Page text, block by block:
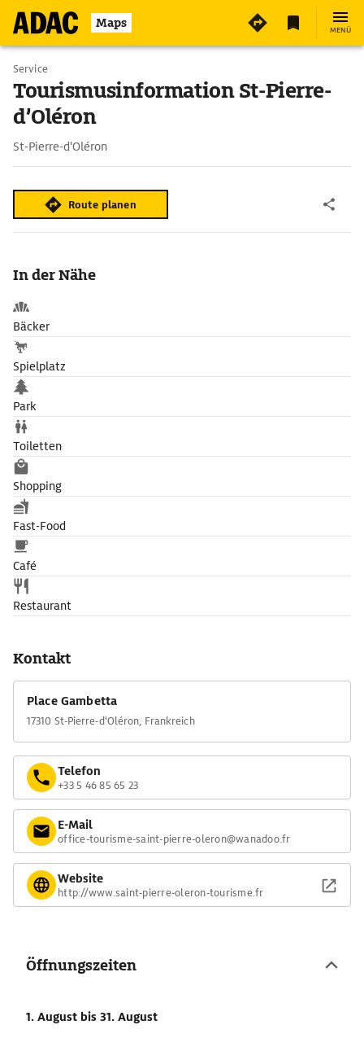
Maps MENÜ
Service
Tourismusinformation St-Pierre-
d’Oléron
St-Pierre-d'Oléron
Route planen
In der Nähe
Bäcker
Spielplatz
Park
Toiletten
Shopping
Fast-Food
Café
Restaurant
Kontakt
Place Gambetta
17310 St-Pierre-d'Oléron, Frankreich
Telefon
+33 5 46 85 65 23
E-Mail
office-tourisme-saint-pierre-oleron@wanadoo.fr
Website
http://www.saint-pierre-oleron-tourisme.fr
Öffnungszeiten
1. August bis 31. August